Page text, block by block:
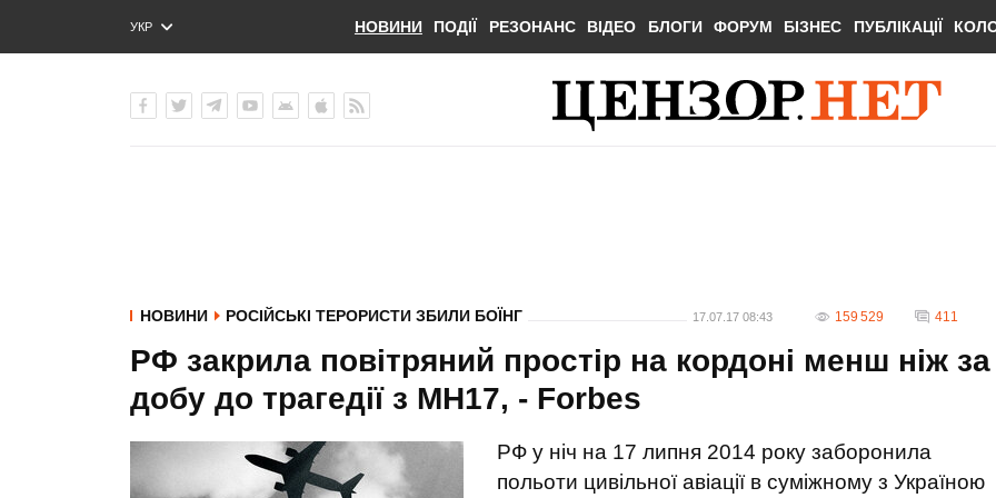
УКР
ENG
НОВИНИ ПОДІЇ РЕЗОНАНС ВІДЕО БЛОГИ ФОРУМ БІЗНЕС ПУБЛІКАЦІЇ
НОВИНИ РОСІЙСЬКІ ТЕРОРИСТИ ЗБИЛИ БОЇНГ 17.07.17 08:43 159 529 411
РФ закрила повітряний простір на кордоні менш ніж за
добу до трагедії з MH17, - Forbes
РФ у ніч на 17 липня 2014 року заборонила
польоти цивільної авіації в суміжному з Україною